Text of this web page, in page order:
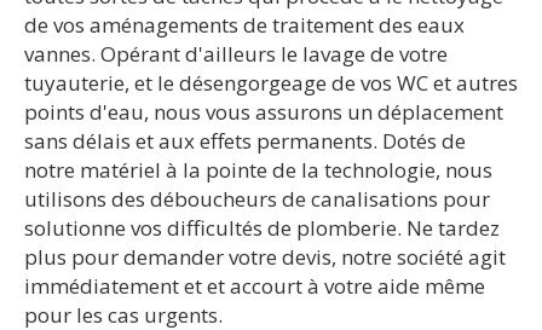
de vos aménagements de traitement des eaux
vannes. Opérant d'ailleurs le lavage de votre
tuyauterie, et le désengorgeage de vos WC et autres
points d'eau, nous vous assurons un déplacement
sans délais et aux effets permanents. Dotés de
notre matériel à la pointe de la technologie, nous
utilisons des déboucheurs de canalisations pour
solutionne vos difficultés de plomberie. Ne tardez
plus pour demander votre devis, notre société agit
immédiatement et et accourt à votre aide même
pour les cas urgents.